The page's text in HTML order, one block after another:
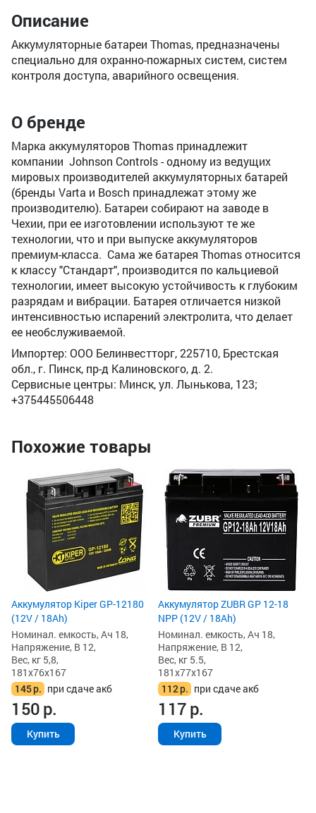
Описание
Аккумуляторные батареи Thomas, предназначены
специально для охранно-пожарных систем, систем
контроля доступа, аварийного освещения.
О бренде
Марка аккумуляторов Thomas принадлежит
компании Johnson Controls - одному из ведущих
мировых производителей аккумуляторных батарей
(бренды Varta и Bosch принадлежат этому же
производителю). Батареи собирают на заводе в
Чехии, при ее изготовлении используют те же
технологии, что и при выпуске аккумуляторов
премиум-класса. Сама же батарея Thomas относится
к классу "Стандарт", производится по кальциевой
технологии, имеет высокую устойчивость к глубоким
разрядам и вибрации. Батарея отличается низкой
интенсивностью испарений электролита, что делает
ее необслуживаемой.
Импортер: ООО Белинвестторг, 225710, Брестская
обл., г. Пинск, пр-д Калиновского, д. 2.
Сервисные центры: Минск, ул. Лынькова, 123;
+375445506448
Похожие товары
Аккумулятор Kiper GP-12180
(12V / 18Ah)
Номинал. емкость, Ач 18,
Напряжение, В 12,
Вес, кг 5,8,
181x76x167
145р. при сдаче акб
150р.
Купить
Аккумулятор ZUBR GP 12-18
NPP (12V / 18Ah)
Номинал. емкость, Ач 18,
Напряжение, В 12,
Вес, кг 5.5,
181x77x167
112р. при сдаче акб
117р.
Купить